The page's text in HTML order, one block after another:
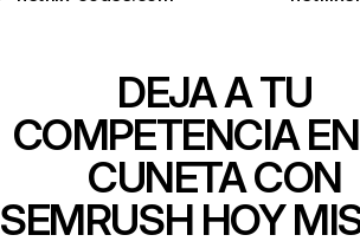
DEJA A TU
COMPETENCIA
CUNETA CON
SEMRUSH HOY